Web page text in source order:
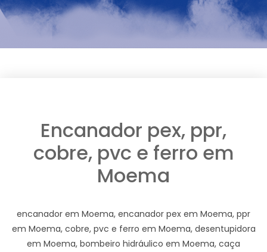
Encanador pex, ppr,
cobre, pvc e ferro em
Moema
encanador em Moema, encanador pex em Moema, ppr
em Moema, cobre, pvc e ferro em Moema, desentupidora
em Moema, bombeiro hidráulico em Moema, caça